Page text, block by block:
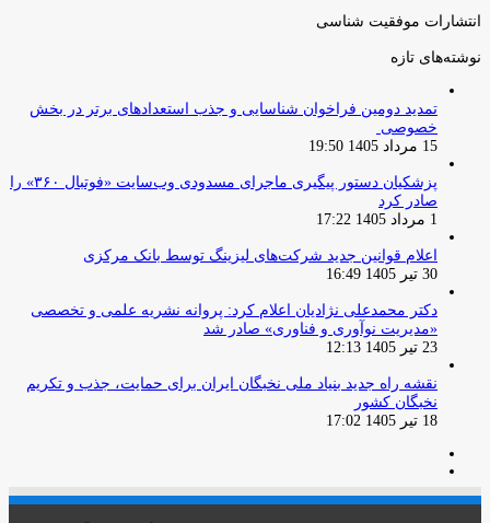
انتشارات موفقیت شناسی
نوشته‌های تازه
تمدید دومین فراخوان شناسایی و جذب استعدادهای برتر در بخش
خصوصی
15 مرداد 1405 19:50
پزشکیان دستور پیگیری ماجرای مسدودی وب‌سایت «فوتبال ۳۶۰» را
صادر کرد
1 مرداد 1405 17:22
اعلام قوانین جدید شرکت‌های لیزینگ توسط بانک مرکزی
30 تیر 1405 16:49
دکتر محمدعلی نژادیان اعلام کرد: پروانه نشریه علمی و تخصصی
«مدیریت نوآوری و فناوری» صادر شد
23 تیر 1405 12:13
نقشه راه جدید بنیاد ملی نخبگان ایران برای حمایت، جذب و تکریم
نخبگان کشور
18 تیر 1405 17:02